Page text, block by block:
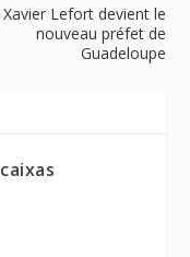
Xavier Lefort devient le
nouveau préfet de
Guadeloupe